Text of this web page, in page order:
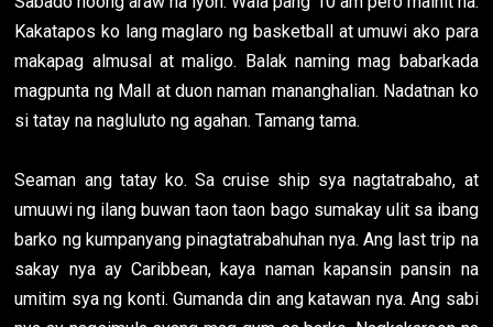
Kakatapos ko lang maglaro ng basketball at umuwi ako para
makapag almusal at maligo. Balak naming mag babarkada
magpunta ng Mall at duon naman mananghalian. Nadatnan ko
si tatay na nagluluto ng agahan. Tamang tama.
Seaman ang tatay ko. Sa cruise ship sya nagtatrabaho, at
umuuwi ng ilang buwan taon taon bago sumakay ulit sa ibang
barko ng kumpanyang pinagtatrabahuhan nya. Ang last trip na
sakay nya ay Caribbean, kaya naman kapansin pansin na
umitim sya ng konti. Gumanda din ang katawan nya. Ang sabi